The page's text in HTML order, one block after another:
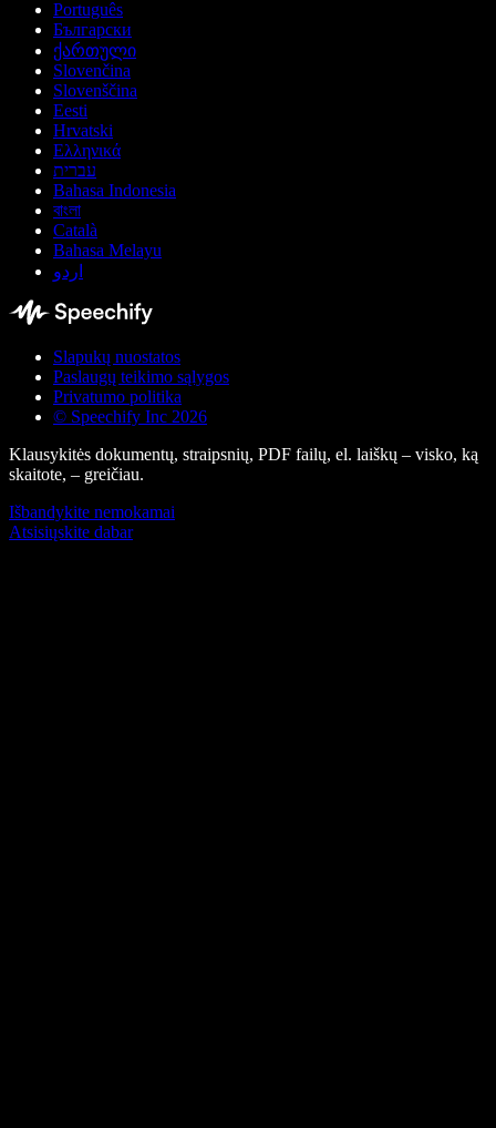
Português
Български
ქართული
Slovenčina
Slovenščina
Eesti
Hrvatski
Ελληνικά
עברית
Bahasa Indonesia
বাংলা
Català
Bahasa Melayu
اردو
Slapukų nuostatos
Paslaugų teikimo sąlygos
Privatumo politika
© Speechify Inc 2026
Klausykitės dokumentų, straipsnių, PDF failų, el. laiškų – visko, ką
skaitote, – greičiau.
Išbandykite nemokamai
Atsisiųskite dabar